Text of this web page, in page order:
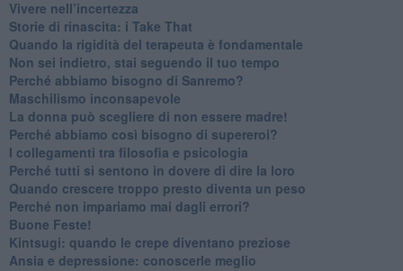
​Vivere nell’incertezza
​Storie di rinascita: i Take That
​Quando la rigidità del terapeuta è fondamentale
​Non sei indietro, stai seguendo il tuo tempo
​Perché abbiamo bisogno di Sanremo?
​Maschilismo inconsapevole
​La donna può scegliere di non essere madre!
​Perché abbiamo così bisogno di supereroi?
​I collegamenti tra filosofia e psicologia
​Perché tutti si sentono in dovere di dire la loro
​Quando crescere troppo presto diventa un peso
​Perché non impariamo mai dagli errori?
​Buone Feste!
​Kintsugi: quando le crepe diventano preziose
Ansia e depressione: conoscerle meglio